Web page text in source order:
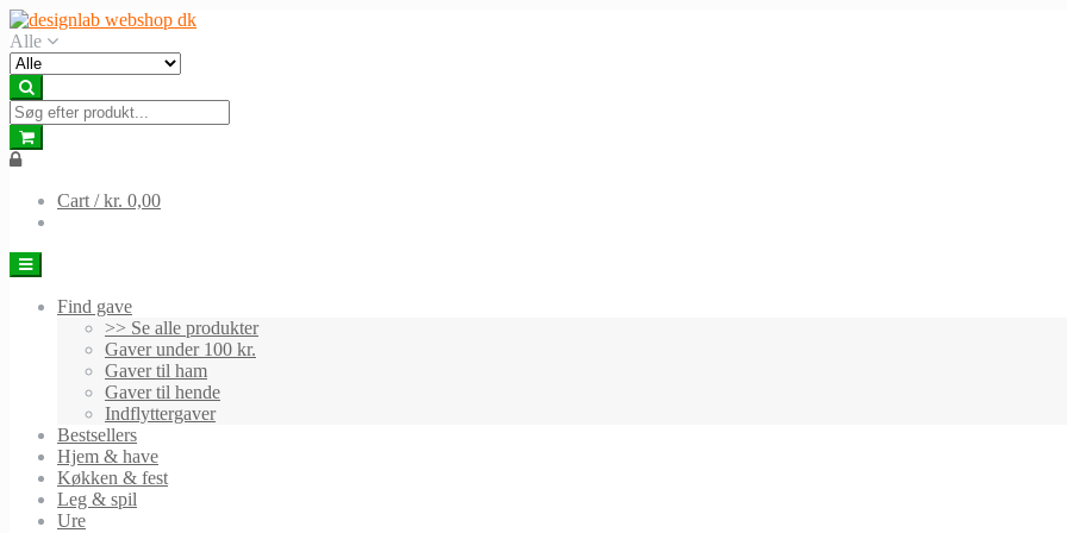
Skip
to
navigation
Skip
to
content
Alle
Cart /kr. 0,00
Find gave
>> Se alle produkter
Gaver under 100 kr.
Gaver til ham
Gaver til hende
Indflyttergaver
Bestsellers
Hjem & have
Køkken & fest
Leg & spil
Ure